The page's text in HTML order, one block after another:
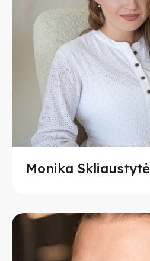
Monika Skliaustytė